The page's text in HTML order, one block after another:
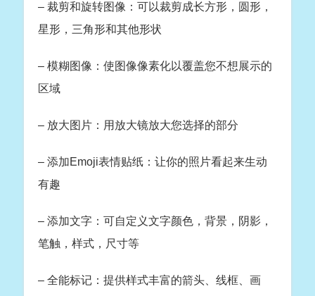
– 裁剪和旋转图像：可以裁剪成长方形，圆形，
星形，三角形和其他形状
– 模糊图像：使图像像素化以覆盖您不想展示的
区域
– 放大图片：用放大镜放大您选择的部分
– 添加Emoji表情贴纸：让你的照片看起来生动
有趣
– 添加文字：可自定义文字颜色，背景，阴影，
笔触，样式，尺寸等
– 全能标记：提供样式丰富的箭头、线框、画